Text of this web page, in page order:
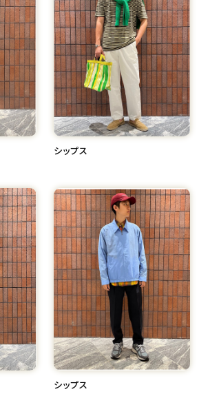
シップス
シップス